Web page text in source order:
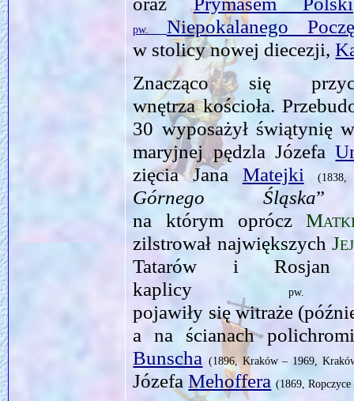
pw. Niepokalanego
w stolicy nowej diecezji,
Znacząco się
wnętrza kościoła.
30 wyposażył świątynię
maryjnej pędzla Józefa
zięcia Jana Matejki
Górnego Śląska
na którym oprócz
zilstrował największych Jej
Tatarów i Rosjan
kaplicy
pojawiły się witraże
a na ścianach
Bunscha (1896, Kraków – 1969,
JózefaMehoffera (1869,